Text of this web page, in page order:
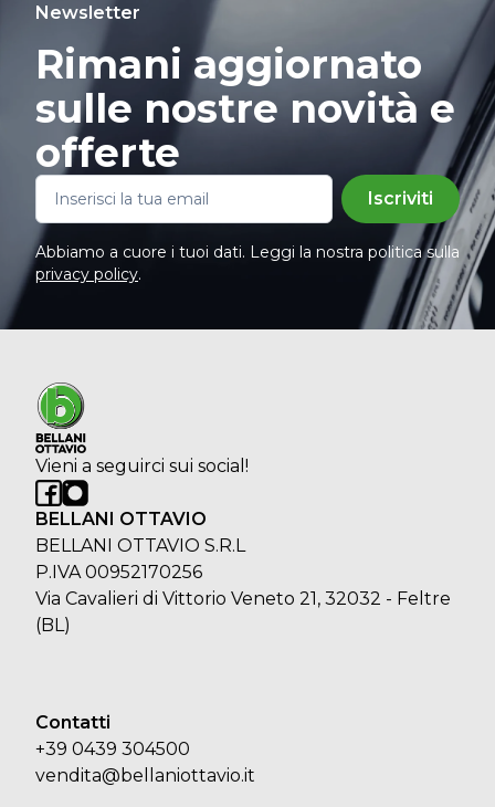
Newsletter
Rimani aggiornato
sulle nostre novità e
offerte
Iscriviti
Abbiamo a cuore i tuoi dati. Leggi la nostra politica sulla
privacy policy.
Vieni a seguirci sui social!
BELLANI OTTAVIO
BELLANI OTTAVIO S.R.L
P.IVA 00952170256
Via Cavalieri di Vittorio Veneto 21, 32032 - Feltre
(BL)
Contatti
+39 0439 304500
vendita@bellaniottavio.it